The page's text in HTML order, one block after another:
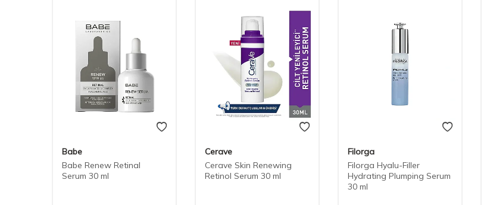
Babe
Babe Renew Retinal
Serum 30 ml
Cerave
Cerave Skin Renewing
Retinol Serum 30 ml
Filorga
Filorga Hyalu-Filler
Hydrating Plumping Serum
30 ml